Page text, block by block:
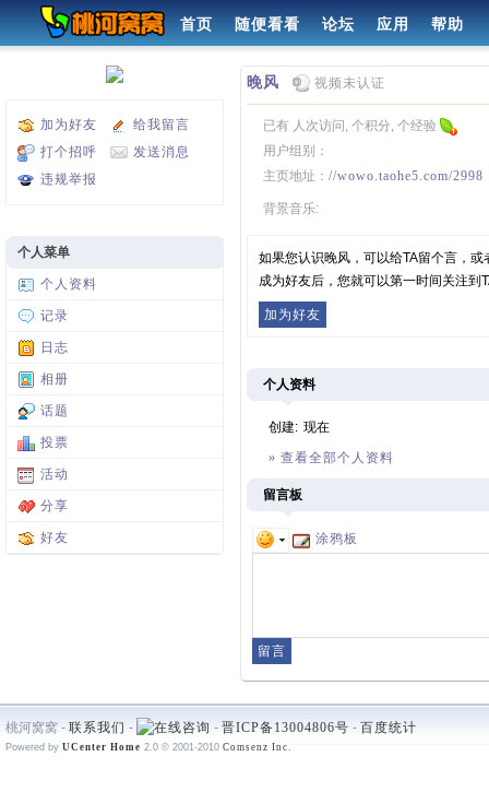
首页 随便看看 论坛 应用 帮助
加为好友
给我留言
打个招呼
发送消息
违规举报
个人菜单
个人资料
记录
日志
相册
话题
投票
活动
分享
好友
晚风 视频未认证
已有 人次访问, 个积分, 个经验
用户组别：
主页地址： //wowo.taohe5.com/2998
背景音乐:
如果您认识晚风，可以给TA留个言，
成为好友后，您就可以第一时间关注到
加为好友
个人资料
创建: 现在
» 查看全部个人资料
留言板
涂鸦板
桃河窝窝 - 联系我们 - - 晋ICP备13004806号 - 百度统计
Powered by UCenter Home 2.0 © 2001-2010 Comsenz Inc.